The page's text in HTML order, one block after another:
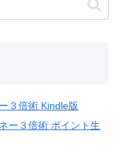
３倍術 Kindle版
ー３倍術 ポイント生